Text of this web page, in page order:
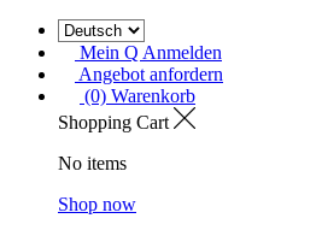
Mein Q Anmelden
Angebot anfordern
(0) Warenkorb
Shopping Cart
No items
Shop now